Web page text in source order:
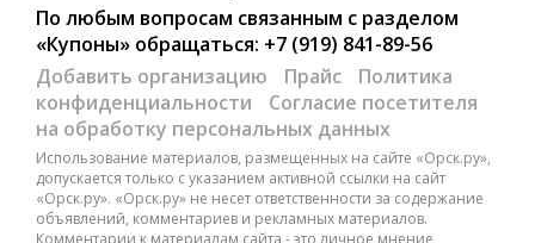
По любым вопросам связанным с разделом
«Купоны» обращаться: +7 (919) 841-89-56
Добавить организацию
Прайс
Политика
конфиденциальности
Согласие посетителя
на обработку персональных данных
Использование материалов, размещенных на сайте «Орск.ру»,
допускается только с указанием активной ссылки на сайт
«Орск.ру». «Орск.ру» не несет ответственности за содержание
объявлений, комментариев и рекламных материалов.
Комментарии к материалам сайта - это личное мнение